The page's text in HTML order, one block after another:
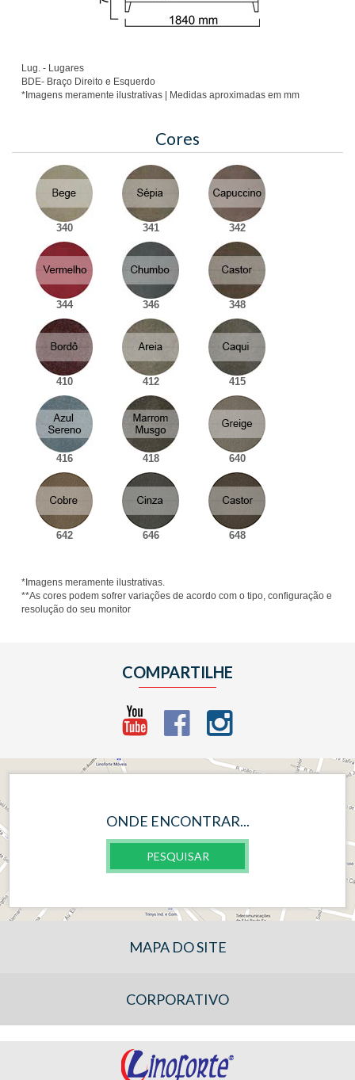
Lug. - Lugares
BDE- Braço Direito e Esquerdo
*Imagens meramente ilustrativas | Medidas aproximadas em mm
Cores
340 341 342
344 346 348
410 412 415
416 418 640
642 646 648
*Imagens meramente ilustrativas.
**As cores podem sofrer variações de acordo com o tipo, configuração e
resolução do seu monitor
COMPARTILHE
ONDE ENCONTRAR...
PESQUISAR
MAPA DO SITE
CORPORATIVO